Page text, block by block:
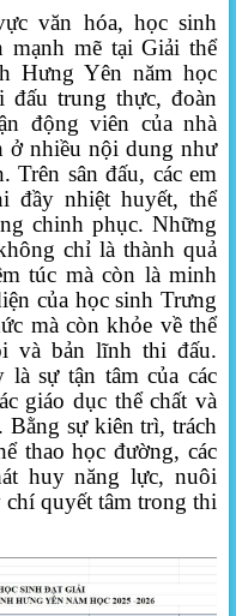
văn hóa, học sinh
mẽ tại Giải thể
Hưng Yên năm học
trung thực, đoàn
động viên của nhà
ở nhiều nội dung như
Trên sân đấu, các em
đầy nhiệt huyết, thể
chinh phục. Những
chỉ là thành quả
túc mà còn là minh
của học sinh Trưng
mà còn khỏe về thể
và bản lĩnh thi đấu.
sự tận tâm của các
giáo dục thể chất và
Bằng sự kiên trì, trách
thao học đường, các
huy năng lực, nuôi
quyết tâm trong thi